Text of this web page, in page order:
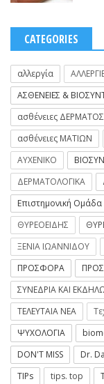
CATEGORIES
αλλεργία
ΑΣΘΕΝΕΙΕΣ &
ασθένειες ΔΕΡΜΑΤΟΣ
ασθένειες ΜΑΤΙΩΝ
ΑΥΧΕΝΙΚΟ
ΔΕΡΜΑΤΟΛΟΓΙΚΑ
Επιστημονική Ομάδα
ΘΥΡΕΟΕΙΔΗΣ
ΞΕΝΙΑ ΙΩΑΝΝΙΔΟΥ
ΠΡΟΣΦΟΡΑ
ΣΥΝΕΔΡΙΑ ΚΑΙ
ΤΕΛΕΥΤΑΙΑ ΝΕΑ
ΨΥΧΟΛΟΓΙΑ
DON'T MISS
Dr.
TIPs
tips. top